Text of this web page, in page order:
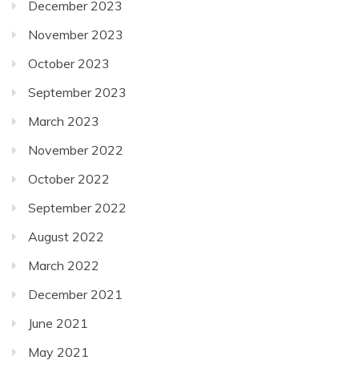
December 2023
November 2023
October 2023
September 2023
March 2023
November 2022
October 2022
September 2022
August 2022
March 2022
December 2021
June 2021
May 2021